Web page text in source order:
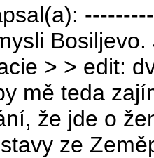
> > edit:
mě teda
že jde o
ze